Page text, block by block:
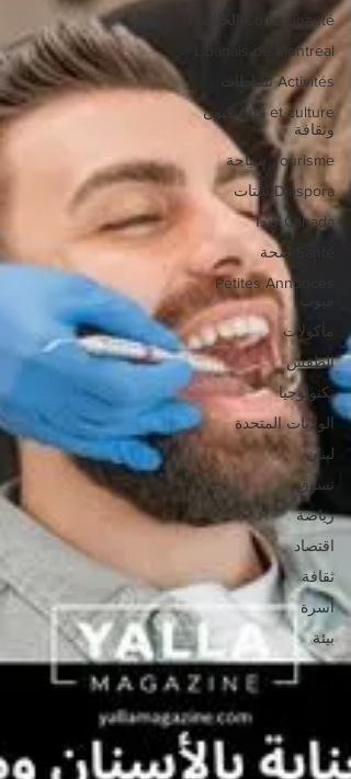
Communauté الجالية
Libanais de Montreal
Activités نشاطات
Arts et culture فنون
وثقافة
Tourisme سياحة
Diaspora شتات
Canada كندا
Petites Annonces
مبوب
مأكولات
الطقس
تكنولوجيا
الولايات المتحدة
لبنان
تسوق
رياضة
اقتصاد
ثقافة
أسرة
بيئة